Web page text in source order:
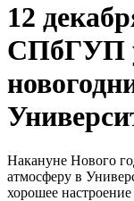
12
СПбГУП
Накануне Нового
атмосферу в
хорошее